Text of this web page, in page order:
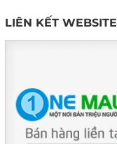
LIÊN KẾT WEBSITE